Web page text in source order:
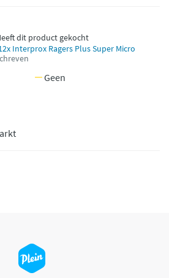
dit product gekocht
Interprox Ragers Plus Super Micro
Geen